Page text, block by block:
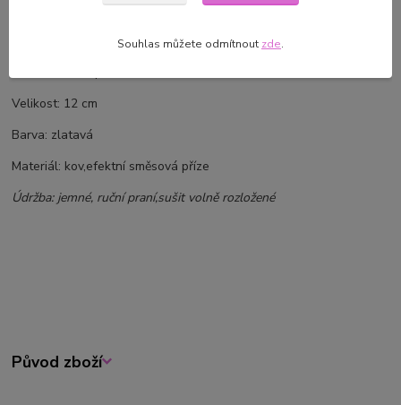
(54%viskóza+22%bavlna+15%vlna+9%polyester)
Velikost: 12 cm
Barva: zlatavá
Materiál: kov,efektní směsová příze
Údržba: jemné, ruční praní,sušit volně rozložené
Původ zboží
Souhlas můžete odmítnout zde.